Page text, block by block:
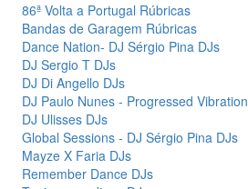
86ª Volta a Portugal Rúbricas
Bandas de Garagem Rúbricas
Dance Nation- DJ Sérgio Pina DJs
DJ Sergio T DJs
DJ Di Angello DJs
DJ Paulo Nunes - Progressed Vibration
DJ Ulisses DJs
Global Sessions - DJ Sérgio Pina DJs
Mayze X Faria DJs
Remember Dance DJs